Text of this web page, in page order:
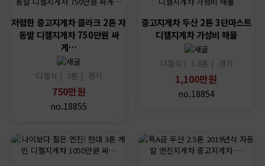
저렴한 중고지게차 클라크 2톤 자
동발 디젤지게차 750만원 싸
게…
디젤식 | 2톤 | 경기
750만원
no.18855
중고지게차 두산 2톤 3단마스트
디젤지게차 가성비 매물
디젤식 | 1.8톤 | 경기
1,100만원
no.18854